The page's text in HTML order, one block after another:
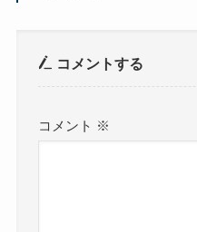
コメントする
コメント ※